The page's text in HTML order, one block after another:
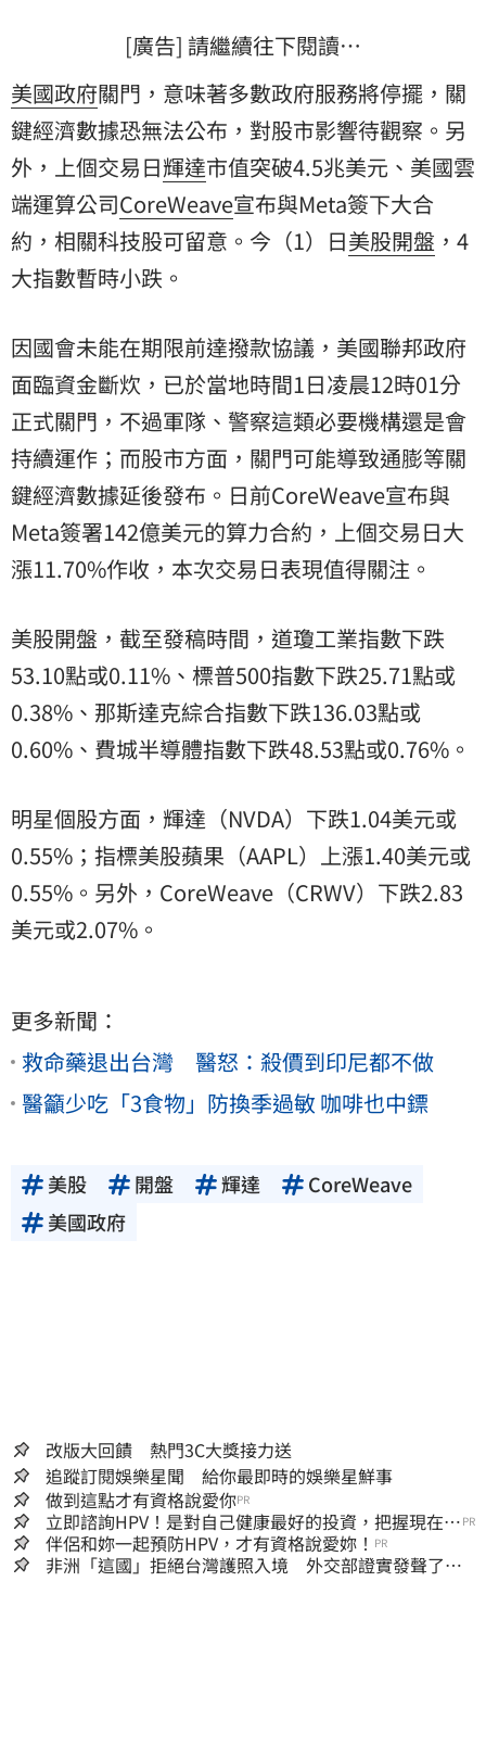
[廣告] 請繼續往下閱讀…
美國政府關門，意味著多數政府服務將停擺，關
鍵經濟數據恐無法公布，對股市影響待觀察。另
外，上個交易日輝達市值突破4.5兆美元、美國雲
端運算公司CoreWeave宣布與Meta簽下大合
約，相關科技股可留意。今（1）日美股開盤 ，4
大指數暫時小跌。
因國會未能在期限前達撥款協議，美國聯邦政府
面臨資金斷炊，已於當地時間1日凌晨12時01分
正式關門，不過軍隊、警察這類必要機構還是會
持續運作；而股市方面，關門可能導致通膨等關
鍵經濟數據延後發布。日前CoreWeave宣布與
Meta簽署142億美元的算力合約，上個交易日大
漲11.70%作收，本次交易日表現值得關注。
美股開盤，截至發稿時間，道瓊工業指數下跌
53.10點或0.11%、標普500指數下跌25.71點或
0.38%、那斯達克綜合指數下跌136.03點或
0.60%、費城半導體指數下跌48.53點或0.76%。
明星個股方面，輝達（NVDA）下跌1.04美元或
0.55%；指標美股蘋果（AAPL）上漲1.40美元或
0.55%。另外，CoreWeave（CRWV）下跌2.83
美元或2.07%。
更多新聞：
救命藥退出台灣 醫怒：殺價到印尼都不做
醫籲少吃「3食物」防換季過敏 咖啡也中鏢
美股 開盤 輝達
CoreWeave
美國政府
改版大回饋 熱門3C大獎接力送
追蹤訂閱娛樂星聞 給你最即時的娛樂星鮮事
做到這點才有資格說愛你PR
立即諮詢HPV！是對自己健康最好的投資，把握現在不
嫌晚！
PR
伴侶和妳一起預防HPV，才有資格說愛妳！ PR
非洲「這國」拒絕台灣護照入境 外交部證實發聲了：